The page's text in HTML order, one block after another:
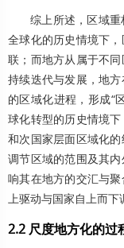
综上所述，区域
全球化的历史情境下
联；而地方从属于不
持续迭代与发展，地
的区域化进程，形成“
球化转型的历史情境
和次国家层面区域化
调节区域的范围及其
响其在地方的交汇与
上驱动与国家自上而下
2.2 尺度地方化的过